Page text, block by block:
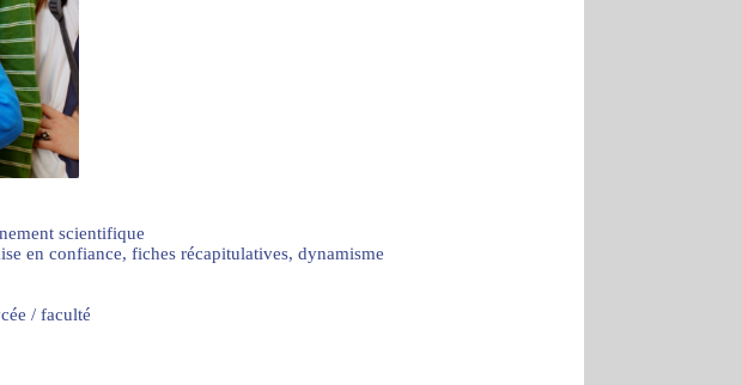
scientifique
en confiance, fiches récapitulatives, dynamisme
/ faculté